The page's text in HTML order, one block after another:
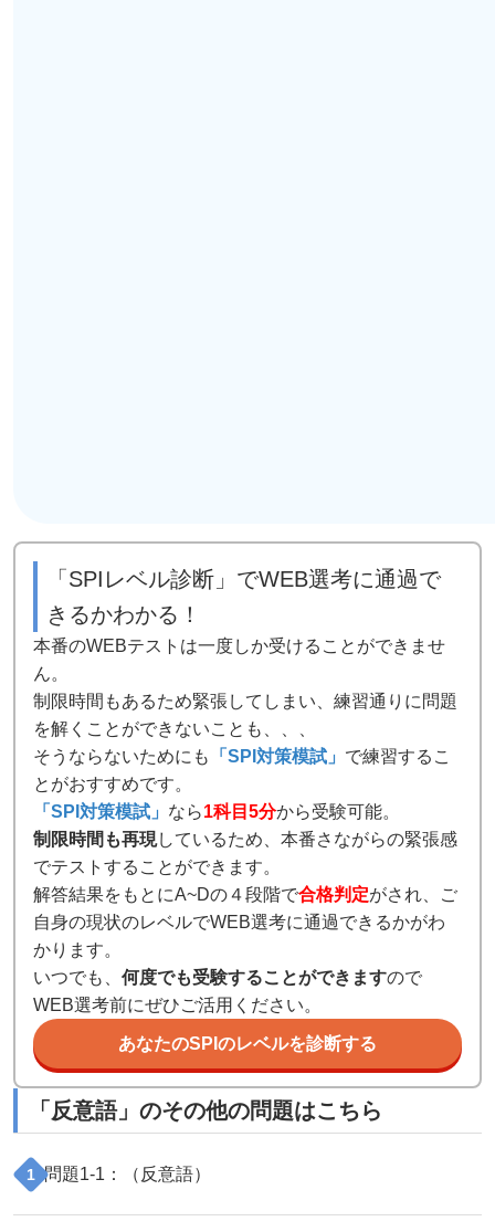
「SPIレベル診断」でWEB選考に通過で
きるかわかる！
本番のWEBテストは一度しか受けることができませ
ん。
制限時間もあるため緊張してしまい、練習通りに問題
を解くことができないことも、、、
そうならないためにも
「SPI対策模試」 で練習するこ
とがおすすめです。
「SPI対策模試」 なら1科目5分から受験可能。
制限時間も再現しているため、本番さながらの緊張感
でテストすることができます。
解答結果をもとにA~Dの４段階で合格判定がされ、ご
自身の現状のレベルでWEB選考に通過できるかがわ
かります。
いつでも、 何度でも受験することができますので
WEB選考前にぜひご活用ください。
あなたのSPIのレベルを診断する
「 反意語」のその他の問題はこちら
1 問題1-1 ：（ 反意語）